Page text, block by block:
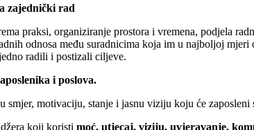
zajednički rad
praksi, organiziranje prostora i vremena, podjela
odnosa među suradnicima koja im u najboljoj
radili i postizali ciljeve.
i poslova.
smjer, motivaciju, stanje i jasnu viziju koju će
koji koristi moć, utjecaj, viziju, uvjeravanje,